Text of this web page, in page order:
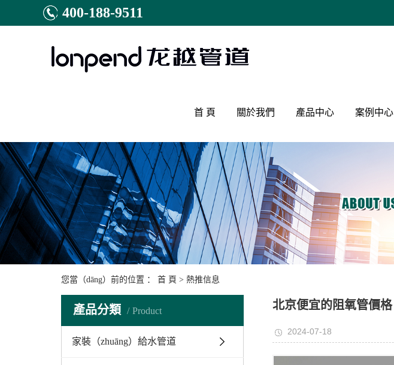
400-188-9511
首 頁 關於我們
研發體係
資質榮譽
工程合作
售後試壓
產品中心
家裝燃氣管道
家裝暖通管
（guǎn）道
家庭地暖管道
暖通閥門配件
案例中心
您當（dāng）前的位置 ： 首 頁 > 熱推信息
產品分類 Product
家裝（zhuāng）給水管道
北京便宜的阻氧管價格
2024-07-18